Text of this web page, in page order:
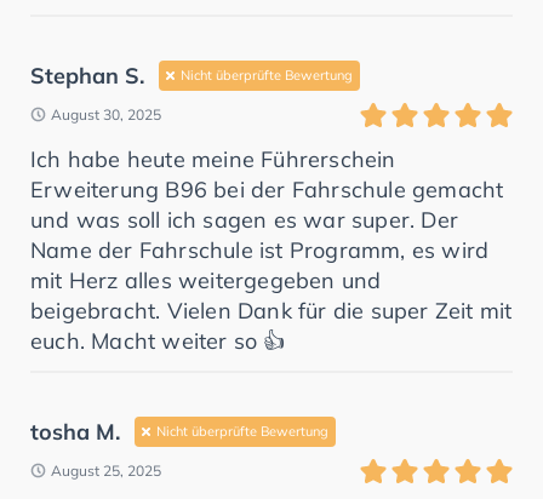
Stephan S. Nicht überprüfte Bewertung
August 30, 2025
Ich habe heute meine Führerschein
Erweiterung B96 bei der Fahrschule gemacht
und was soll ich sagen es war super. Der
Name der Fahrschule ist Programm, es wird
mit Herz alles weitergegeben und
beigebracht. Vielen Dank für die super Zeit mit
euch. Macht weiter so 👍
tosha M. Nicht überprüfte Bewertung
August 25, 2025